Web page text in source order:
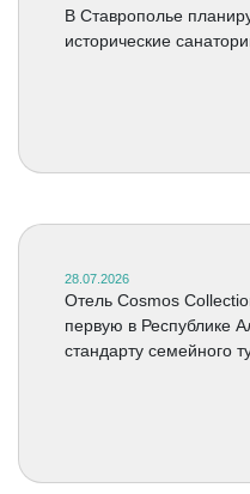
В Ставрополье
исторические
28.07.2026
Отель Cosmos
первую в Республике
стандарту семейного